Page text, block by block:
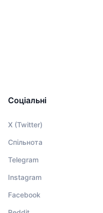
Соціальні
X (Twitter)
Спільнота
Telegram
Instagram
Facebook